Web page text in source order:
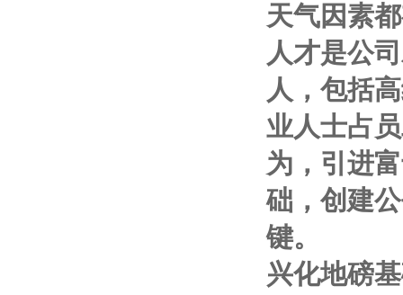
天气因素
人才是公
人，包括
业人士占
为，引进
础，创建
键。
兴化地磅